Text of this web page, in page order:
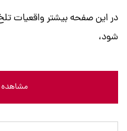
در این صفحه بیشتر واقعیات
شود،
مشاهده